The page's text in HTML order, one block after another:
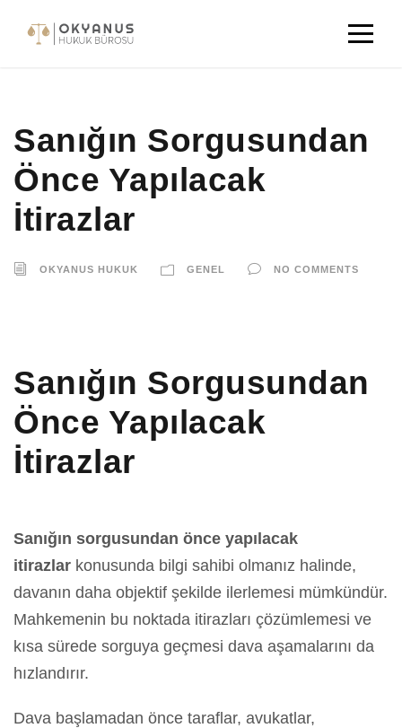
Sanığın Sorgusundan
Önce Yapılacak
İtirazlar
OKYANUS HUKUK GENEL NO COMMENTS
Sanığın Sorgusundan
Önce Yapılacak
İtirazlar
Sanığın sorgusundan önce yapılacak
itirazlar konusunda bilgi sahibi olmanız halinde,
davanın daha objektif şekilde ilerlemesi mümkündür.
Mahkemenin bu noktada itirazları çözümlemesi ve
kısa sürede sorguya geçmesi dava aşamalarını da
hızlandırır.
Dava başlamadan önce taraflar, avukatlar,